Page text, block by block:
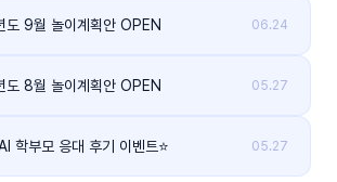
9월 놀이계획안 OPEN 06.24
8월 놀이계획안 OPEN 05.27
학부모 응대 후기 이벤트⭐ 05.27